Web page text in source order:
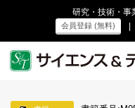
研究・技術・事
会員登録 (無料) |